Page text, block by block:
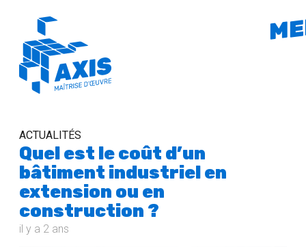
ACTUALITÉS
Quel est le coût d’un
bâtiment industriel en
extension ou en
construction ?
il y a 2 ans